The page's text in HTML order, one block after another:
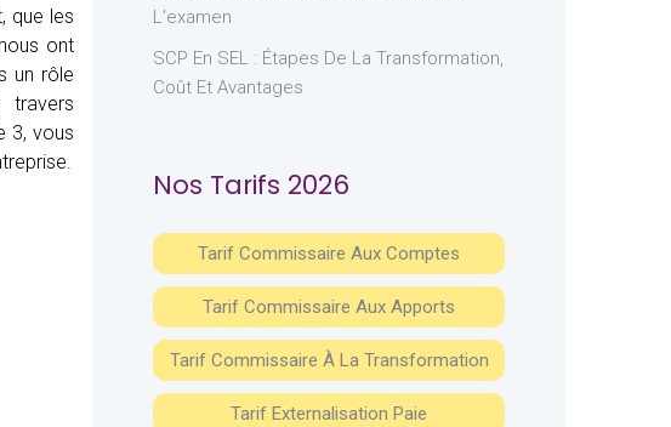
que les
ont
un rôle
travers
3, vous
L’examen
SCP En SEL : Étapes De La Transformation,
Coût Et Avantages
Nos Tarifs 2026
Tarif Commissaire Aux Comptes
Tarif Commissaire Aux Apports
Tarif Commissaire À La Transformation
Tarif Externalisation Paie